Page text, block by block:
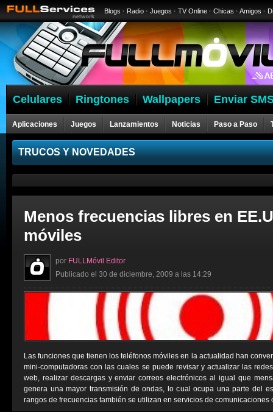
Blogs · Radio · Juegos · TV Online · Chicas · Amigos ·
Celulares Ringtones Wallpapers Enviar
Aplicaciones Juegos Lanzamientos Noticias Paso a Paso
Celulares
TRUCOS Y NOVEDADES
Menos frecuencias libres en
móviles
por FULLMóvil Editor
Publicado el 30 de diciembre, 2009 a las 14:29
Las funciones que tienen los teléfonos móviles en la actualidad han
mini-computadoras con las cuales se puede revisar y actualizar las
web, realizar descargas y enviar correos electrónicos al igual que
genera una mayor transmisión de ondas, lo cual ocupa una parte del
rangos de frecuencias también se utilizan en servicios de comunicaciones